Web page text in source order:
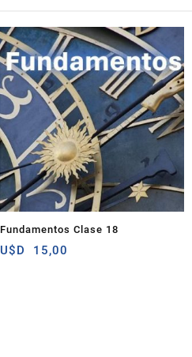
Fundamentos Clase 18
U$D 15,00